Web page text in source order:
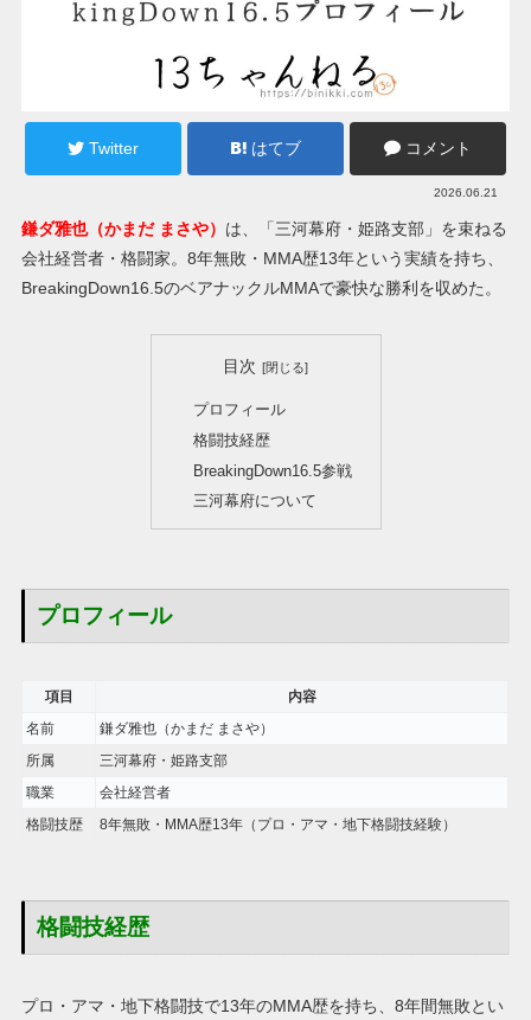
Twitter はてブ コメント
2026.06.21
鎌ダ雅也（かまだ まさや） は、「三河幕府・姫路支部」を束ねる
会社経営者・格闘家。8年無敗・MMA歴13年という実績を持ち、
BreakingDown16.5のベアナックルMMAで豪快な勝利を収めた。
目次
プロフィール
格闘技経歴
BreakingDown16.5参戦
三河幕府について
プロフィール
項目 内容
名前 鎌ダ雅也（かまだ まさや）
所属 三河幕府・姫路支部
職業 会社経営者
格闘技歴 8年無敗・MMA歴13年（プロ・アマ・地下格闘技経験）
格闘技経歴
プロ・アマ・地下格闘技で13年のMMA歴を持ち、8年間無敗とい